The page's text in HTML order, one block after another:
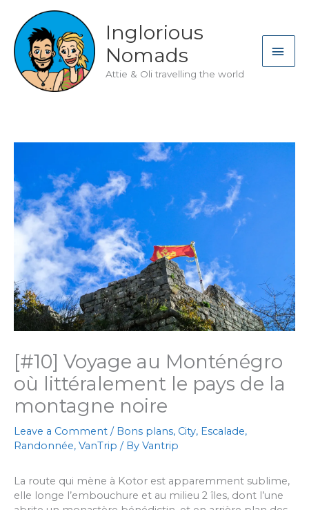
content
Inglorious
Nomads
Attie & Oli travelling the world
[#10] Voyage au Monténégro
où littéralement le pays de la
montagne noire
Leave a Comment / Bons plans, City, Escalade,
Randonnée, VanTrip / By Vantrip
La route qui mène à Kotor est apparemment sublime,
elle longe l’embouchure et au milieu 2 îles, dont l’une